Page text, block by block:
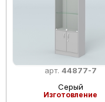
арт. 44877-7
Серый
Изготовление